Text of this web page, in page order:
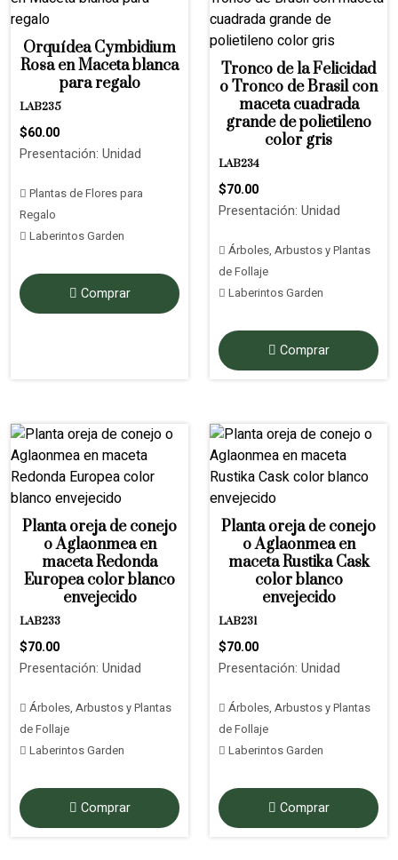
Orquídea Cymbidium
Rosa en Maceta blanca
para regalo
LAB235
$60.00
Presentación: Unidad
Plantas de Flores para
Regalo
Laberintos Garden
Comprar
Tronco de la Felicidad
o Tronco de Brasil con
maceta cuadrada
grande de polietileno
color gris
LAB234
$70.00
Presentación: Unidad
Árboles, Arbustos y Plantas
de Follaje
Laberintos Garden
Comprar
Planta oreja de conejo
o Aglaonmea en
maceta Redonda
Europea color blanco
envejecido
LAB233
$70.00
Presentación: Unidad
Árboles, Arbustos y Plantas
de Follaje
Laberintos Garden
Comprar
Planta oreja de conejo
o Aglaonmea en
maceta Rustika Cask
color blanco
envejecido
LAB231
$70.00
Presentación: Unidad
Árboles, Arbustos y Plantas
de Follaje
Laberintos Garden
Comprar